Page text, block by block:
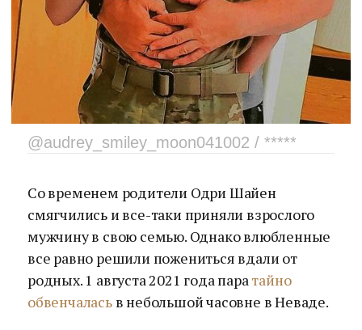
@audrey_smiley_moon041002 / *****
Со временем родители Одри Шайен
смягчились и все-таки приняли взрослого
мужчину в свою семью. Однако влюбленные
все равно решили пожениться вдали от
родных. 1 августа 2021 года паратайно
обвенчаласьв небольшой часовне в Неваде.